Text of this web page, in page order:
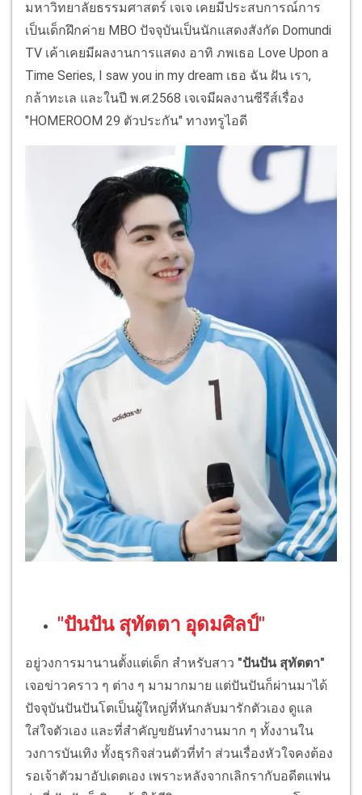
มหาวิทยาลัยธรรมศาสตร์ เจเจ เคยมีประสบการณ์การ
เป็นเด็กฝึกค่าย MBO ปัจจุบันเป็นนักแสดงสังกัด Domundi
TV เค้าเคยมีผลงานการแสดง อาทิ ภพเธอ Love Upon a
Time Series, I saw you in my dream เธอ ฉัน ฝัน เรา,
กล้าทะเล และในปี พ.ศ.2568 เจเจมีผลงานซีรีส์เรื่อง
"HOMEROOM 29 ตัวประกัน" ทางทรูไอดี
"ปันปัน สุทัตตา อุดมศิลป์"
อยู่วงการมานานตั้งแต่เด็ก สำหรับสาว "ปันปัน สุทัตตา"
เจอข่าวคราว ๆ ต่าง ๆ มามากมาย แต่ปันปันก็ผ่านมาได้
ปัจจุบันปันปันโตเป็นผู้ใหญ่ที่หันกลับมารักตัวเอง ดูแล
ใส่ใจตัวเอง และที่สำคัญขยันทำงานมาก ๆ ทั้งงานใน
วงการบันเทิง ทั้งธุรกิจส่วนตัวที่ทำ ส่วนเรื่องหัวใจคงต้อง
รอเจ้าตัวมาอัปเดตเอง เพราะหลังจากเลิกรากับอดีตแฟน